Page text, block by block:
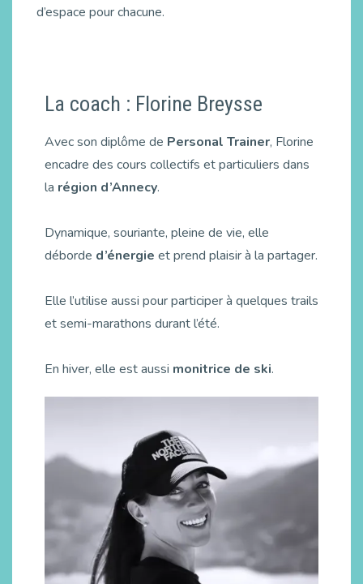
d’espace pour chacune.
La coach : Florine Breysse
Avec son diplôme de Personal Trainer, Florine
encadre des cours collectifs et particuliers dans
la région d’Annecy.
Dynamique, souriante, pleine de vie, elle
déborde d’énergie et prend plaisir à la partager.
Elle l’utilise aussi pour participer à quelques trails
et semi-marathons durant l’été.
En hiver, elle est aussi monitrice de ski.